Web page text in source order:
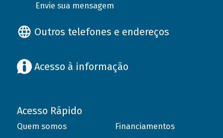
Envie sua mensagem
Outros telefones e endereços
Acesso à informação
Acesso Rápido
Quem somos
Financiamentos